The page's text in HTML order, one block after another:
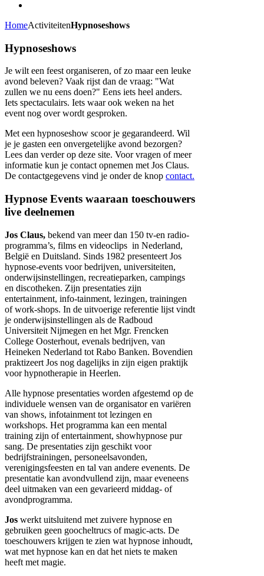
HomeActiviteitenHypnoseshows
Hypnoseshows
Je wilt een feest organiseren, of zo maar een leuke
avond beleven? Vaak rijst dan de vraag: "Wat
zullen we nu eens doen?" Eens iets heel anders.
Iets spectaculairs. Iets waar ook weken na het
event nog over wordt gesproken.
Met een hypnoseshow scoor je gegarandeerd. Wil
je je gasten een onvergetelijke avond bezorgen?
Lees dan verder op deze site. Voor vragen of meer
informatie kun je contact opnemen met Jos Claus.
De contactgegevens vind je onder de knop contact.
Hypnose Events waaraan toeschouwers
live deelnemen
Jos Claus, bekend van meer dan 150 tv-en radio-
programma’s, films en videoclips in Nederland,
België en Duitsland. Sinds 1982 presenteert Jos
hypnose-events voor bedrijven, universiteiten,
onderwijsinstellingen, recreatieparken, campings
en discotheken. Zijn presentaties zijn
entertainment, info-tainment, lezingen, trainingen
of work-shops. In de uitvoerige referentie lijst vindt
je onderwijsinstellingen als de Radboud
Universiteit Nijmegen en het Mgr. Frencken
College Oosterhout, evenals bedrijven, van
Heineken Nederland tot Rabo Banken. Bovendien
praktizeert Jos nog dagelijks in zijn eigen praktijk
voor hypnotherapie in Heerlen.
Alle hypnose presentaties worden afgestemd op de
individuele wensen van de organisator en variëren
van shows, infotainment tot lezingen en
workshops. Het programma kan een mental
training zijn of entertainment, showhypnose pur
sang. De presentaties zijn geschikt voor
bedrijfstrainingen, personeelsavonden,
verenigingsfeesten en tal van andere evenents. De
presentatie kan avondvullend zijn, maar eveneens
deel uitmaken van een gevarieerd middag- of
avondprogramma.
Jos werkt uitsluitend met zuivere hypnose en
gebruiken geen goocheltrucs of magic-acts. De
toeschouwers krijgen te zien wat hypnose inhoudt,
wat met hypnose kan en dat het niets te maken
heeft met magie.